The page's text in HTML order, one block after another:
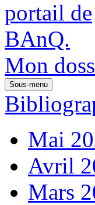
Mon
Sous-menu
Mai
Avril
Mars